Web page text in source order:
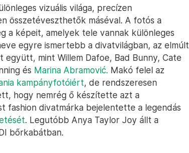
vizuális világa, precízen
összetéveszthetők máséval. A fotós a
a képeit, amelyek tele vannak különleges
egyre ismertebb a divatvilágban, az elmúlt
mint Willem Dafoe, Bad Bunny, Cate
és Marina Abramović. Makó felel az
kampányfotóiért, de rendszeresen
hogy nemrég ő készítette azt a
fashion divatmárka bejelentette a legendás
. Legutóbb Anya Taylor Joy állt a
bőrkabátban.